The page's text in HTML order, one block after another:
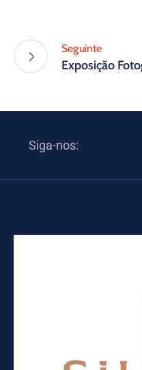
Seguinte
Exposição
Siga-nos: